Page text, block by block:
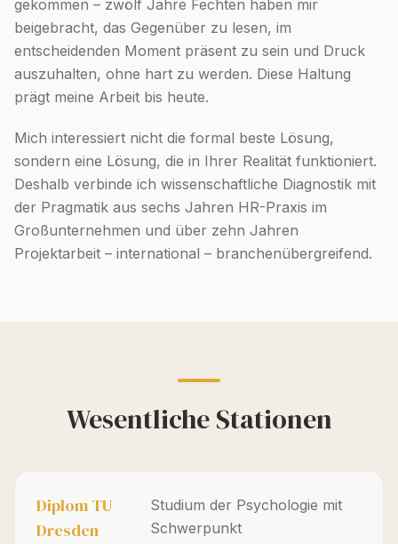
gekommen – zwölf Jahre Fechten haben mir
beigebracht, das Gegenüber zu lesen, im
entscheidenden Moment präsent zu sein und Druck
auszuhalten, ohne hart zu werden. Diese Haltung
prägt meine Arbeit bis heute.
Mich interessiert nicht die formal beste Lösung,
sondern eine Lösung, die in Ihrer Realität funktioniert.
Deshalb verbinde ich wissenschaftliche Diagnostik mit
der Pragmatik aus sechs Jahren HR-Praxis im
Großunternehmen und über zehn Jahren
Projektarbeit – international – branchenübergreifend.
Wesentliche Stationen
Diplom TU
Dresden
Studium der Psychologie mit
Schwerpunkt